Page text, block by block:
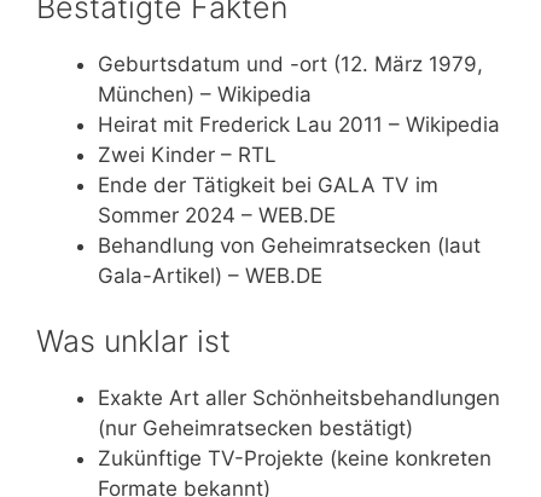
Bestätigte Fakten
Geburtsdatum und -ort (12. März 1979,
München) – Wikipedia
Heirat mit Frederick Lau 2011 – Wikipedia
Zwei Kinder – RTL
Ende der Tätigkeit bei GALA TV im
Sommer 2024 – WEB.DE
Behandlung von Geheimratsecken (laut
Gala-Artikel) – WEB.DE
Was unklar ist
Exakte Art aller Schönheitsbehandlungen
(nur Geheimratsecken bestätigt)
Zukünftige TV-Projekte (keine konkreten
Formate bekannt)